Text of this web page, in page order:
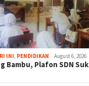
INI PENDIDIKAN August 6, 2026
Bambu, Plafon SDN